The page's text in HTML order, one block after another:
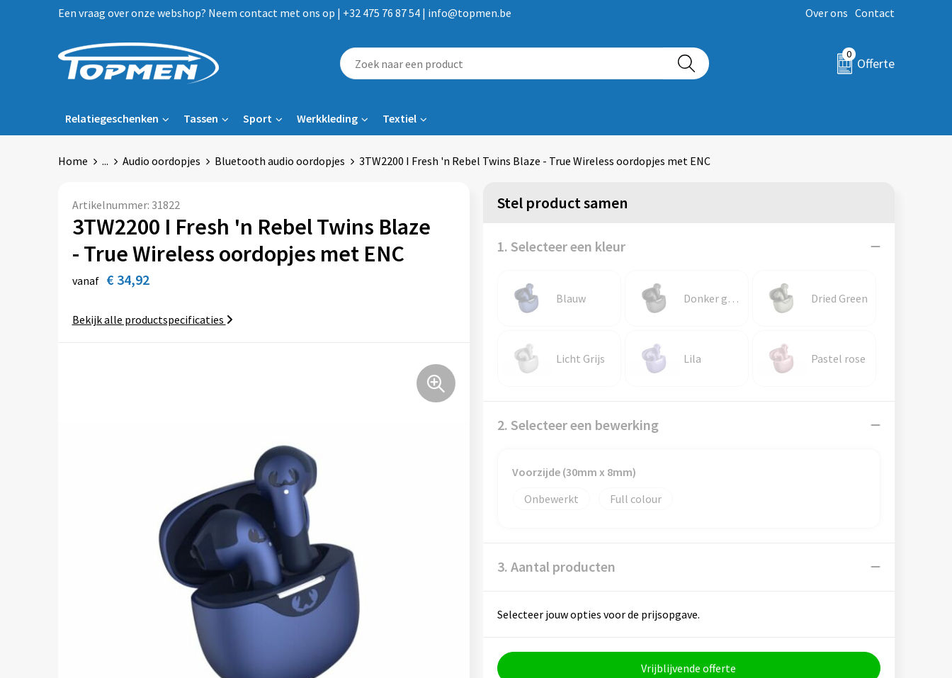
Een vraag over onze webshop? Neem contact met ons op | +32 475 76 87 54 | info@topmen.be Over ons Contact
0
Offerte
Relatiegeschenken Tassen Sport Werkkleding Textiel
Home ... Audio oordopjes Bluetooth audio oordopjes 3TW2200 I Fresh 'n Rebel Twins Blaze - True Wireless oordopjes met ENC
Artikelnummer: 31822
3TW2200 I Fresh 'n Rebel Twins Blaze
- True Wireless oordopjes met ENC
vanaf € 34,92
Bekijk alle productspecificaties
Stel product samen
1. Selecteer een kleur
Blauw Donker gun metal Dried Green
Licht Grijs Lila Pastel rose
2. Selecteer een bewerking
Voorzijde (30mm x 8mm)
Onbewerkt
Full colour
3. Aantal producten
Selecteer jouw opties voor de prijsopgave.
Vrijblijvende offerte